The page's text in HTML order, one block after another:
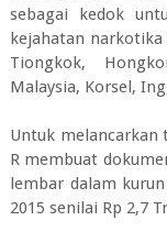
sebagai kedok
kejahatan
Tiongkok,
Malaysia, Korsel,
Untuk melancarkan
R membuat
lembar dalam
2015 senilai Rp 2,7